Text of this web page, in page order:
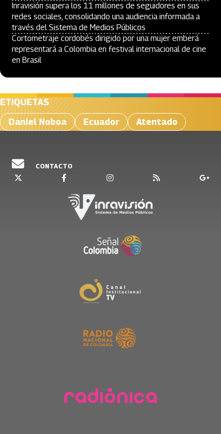
Inravisión supera los 11 millones de seguidores en sus
redes sociales, consolidando una audiencia informada a
través del Sistema de Medios Públicos
Cortometraje cordobés dirigido por una mujer emberá
representará a Colombia en festival internacional de cine
en Brasil
ETIQUETAS
Daniel Noboa
Ecuador Atentado
CONTACTO